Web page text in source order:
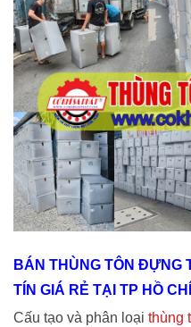
BÁN THÙNG TÔN ĐỰNG
TÍN GIÁ RẺ TẠI TP HỒ
Cấu tạo và phân loại thùng